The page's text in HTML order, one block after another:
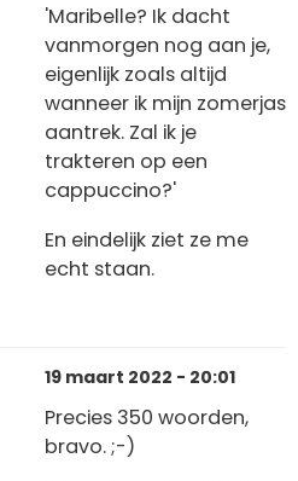
'Maribelle? Ik dacht
vanmorgen nog aan je,
eigenlijk zoals altijd
wanneer ik mijn zomerjas
aantrek. Zal ik je
trakteren op een
cappuccino?'
En eindelijk ziet ze me
echt staan.
19 maart 2022 - 20:01
Precies 350 woorden,
bravo. ;-)